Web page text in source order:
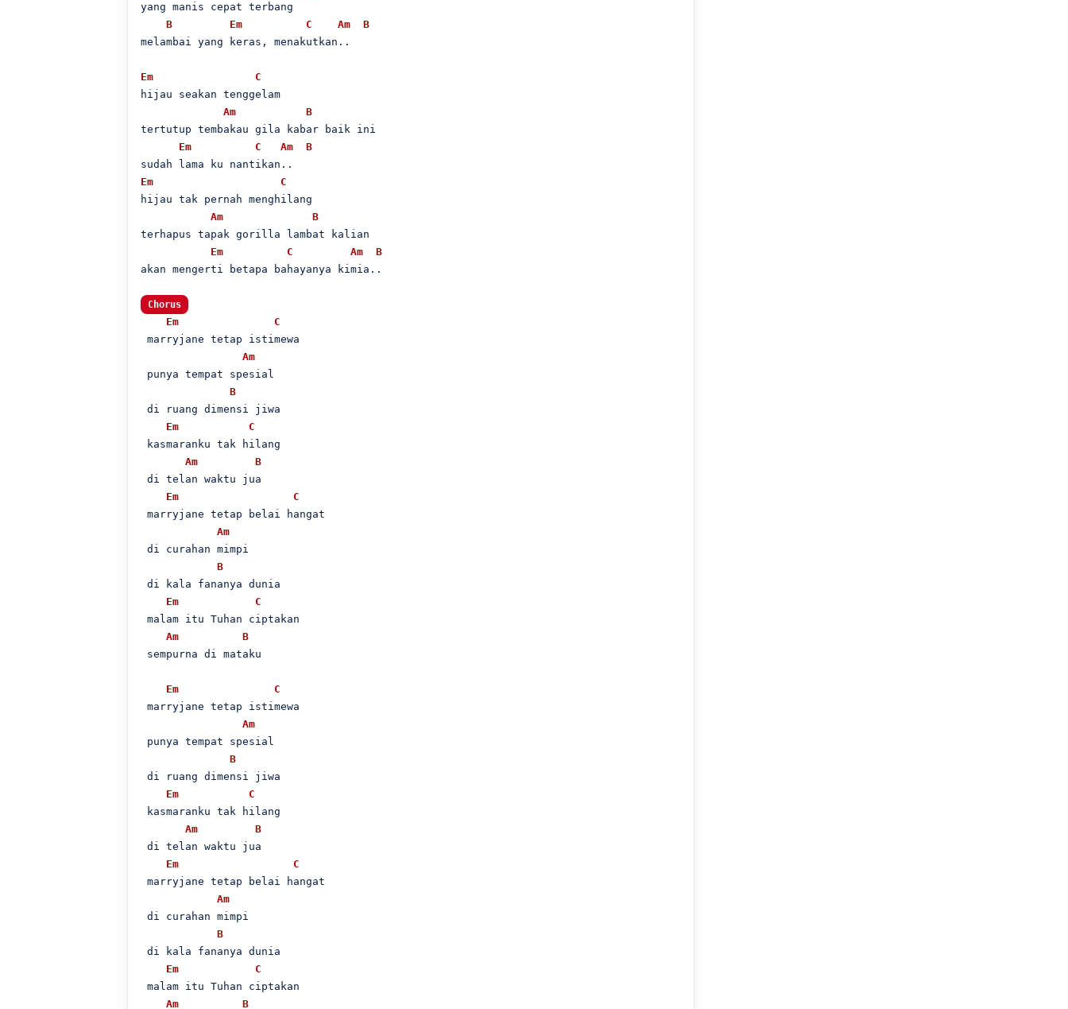
yang manis cepat terbang
B
Em C Am
B
melambai yang keras, menakutkan..
Em
C
hijau seakan tenggelam
Am
B
tertutup tembakau gila kabar baik ini
Em
C Am
B
Em
C
hijau tak pernah menghilang
Am
B
terhapus tapak gorilla lambat kalian
Em
C Am
B
akan mengerti betapa bahayanya kimia..
Chorus
Em
C
marryjane tetap istimewa
Am
punya tempat spesial
B
di ruang dimensi jiwa
Em
C
kasmaranku tak hilang
Am
B
di telan waktu jua
Em
C
marryjane tetap belai hangat
Am
di curahan mimpi
B
di kala fananya dunia
Em
C
malam itu Tuhan ciptakan
Am
B
sempurna di mataku
Em
C
marryjane tetap istimewa
Am
punya tempat spesial
B
di ruang dimensi jiwa
Em
C
kasmaranku tak hilang
Am
B
di telan waktu jua
Em
C
marryjane tetap belai hangat
Am
di curahan mimpi
B
di kala fananya dunia
Em
C
malam itu Tuhan ciptakan
Am
B